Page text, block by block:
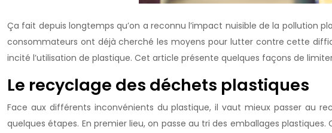
Ça fait depuis longtemps qu’on a reconnu l’impact nuisible de la pollution
consommateurs ont déjà cherché les moyens pour lutter contre cette
incité l’utilisation de plastique. Cet article présente quelques façons de
Le recyclage des déchets plastiques
Face aux différents inconvénients du plastique, il vaut mieux passer au
quelques étapes. En premier lieu, on passe au tri des emballages